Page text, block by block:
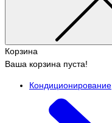
Корзина
Ваша корзина пуста!
Кондиционирование